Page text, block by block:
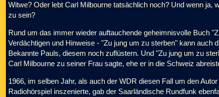
Witwe? Oder lebt Carl Milbourne tatsächlich noch? Und wenn ja,
zu sein?
Rund um das immer wieder auftauchende geheimnisvolle Buch
Verdächtigen und Hinweise - "Zu jung um zu sterben" kann auch
Bekannte Pauls, diesem noch zuflüstern. Und "Zu jung um zu
Carl Milbourne zu seiner Frau sagte, ehe er in die Schweiz
1966, im selben Jahr, als auch der WDR diesen Fall um den
Radiohörspiel inszenierte, gab der Saarländische Rundfunk